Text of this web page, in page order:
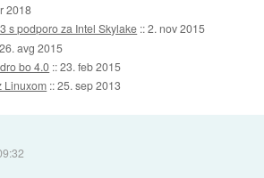
2018
s podporo za Intel Skylake ::2. nov 2015
26. avg 2015
bo 4.0 ::23. feb 2015
Linuxom ::25. sep 2013